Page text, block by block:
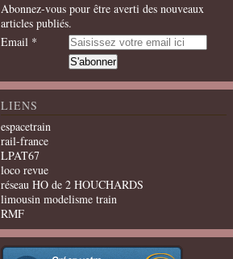
Abonnez-vous pour être averti des nouveaux
articles publiés.
Email
LIENS
espacetrain
rail-france
LPAT67
loco revue
réseau HO de 2 HOUCHARDS
limousin modelisme train
RMF